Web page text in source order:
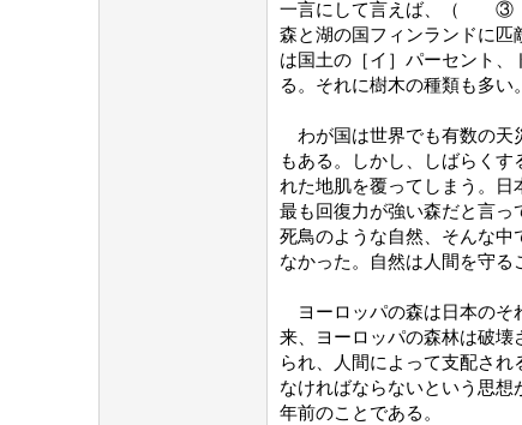
一言にして言えば、（ ③
森と湖の国フィンランドに
は国土の［イ］パーセント
る。それに樹木の種類も多
わが国は世界でも有数の天
もある。しかし、しばらく
れた地肌を覆ってしまう。
最も回復力が強い森だと言
死鳥のような自然、そんな
なかった。自然は人間を守る
ヨーロッパの森は日本のそ
来、ヨーロッパの森林は破
られ、人間によって支配さ
なければならないという思
年前のことである。